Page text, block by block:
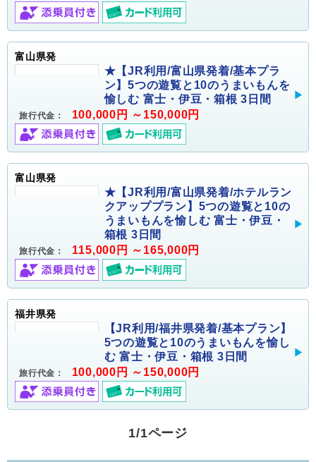
富山県発
★【JR利用/富山県発着/基本プラ
ン】5つの遊覧と10のうまいもんを
愉しむ 富士・伊豆・箱根 3日間
旅行代金： 100,000円 ～150,000円
富山県発
★【JR利用/富山県発着/ホテルラン
クアッププラン】5つの遊覧と10の
うまいもんを愉しむ 富士・伊豆・
箱根 3日間
旅行代金： 115,000円 ～165,000円
福井県発
【JR利用/福井県発着/基本プラン】
5つの遊覧と10のうまいもんを愉し
む 富士・伊豆・箱根 3日間
旅行代金： 100,000円 ～150,000円
1/1ページ